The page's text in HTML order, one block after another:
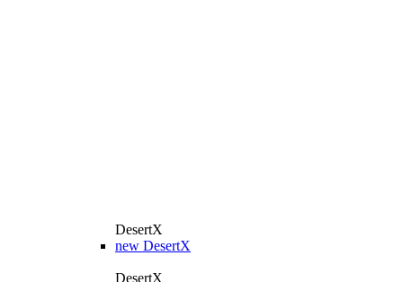
DesertX
new DesertX
DesertX